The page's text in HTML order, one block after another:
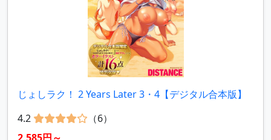
じょしラク！ 2 Years Later 3・4【デジタル合本版】
4.2
（6）